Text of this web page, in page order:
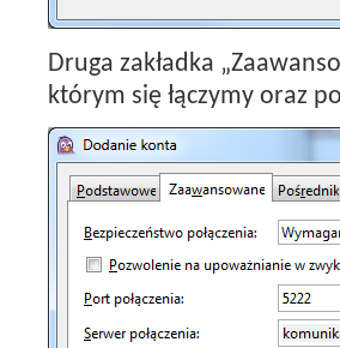
Druga zakładka
którym się łączymy oraz